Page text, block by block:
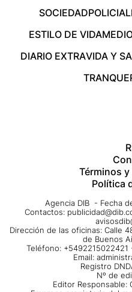
SOCIEDAD
ESTILO DE VIDA
DIARIO EXTRAVIDA Y
Términos
Política
Agencia DIB - Fecha
Contactos:
Dirección de las oficinas: Calle
de Buenos
Teléfono:
Email:
Registro
Nº de
Editor Responsable: